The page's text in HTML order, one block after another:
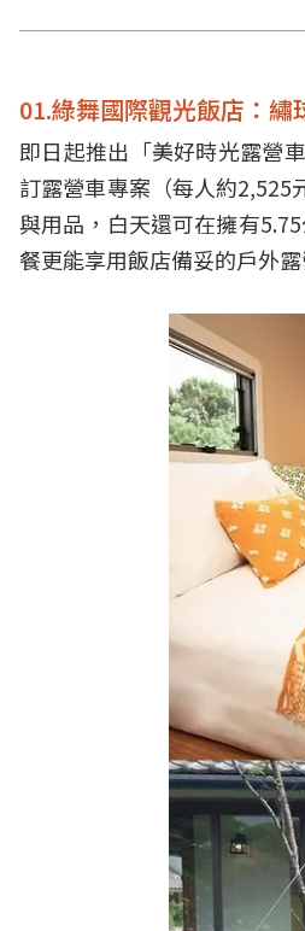
01.綠舞國際觀光飯店：
即日起推出「美好時光露營
訂露營車專案（每人約
與用品，白天還可在擁有
餐更能享用飯店備妥的戶外露